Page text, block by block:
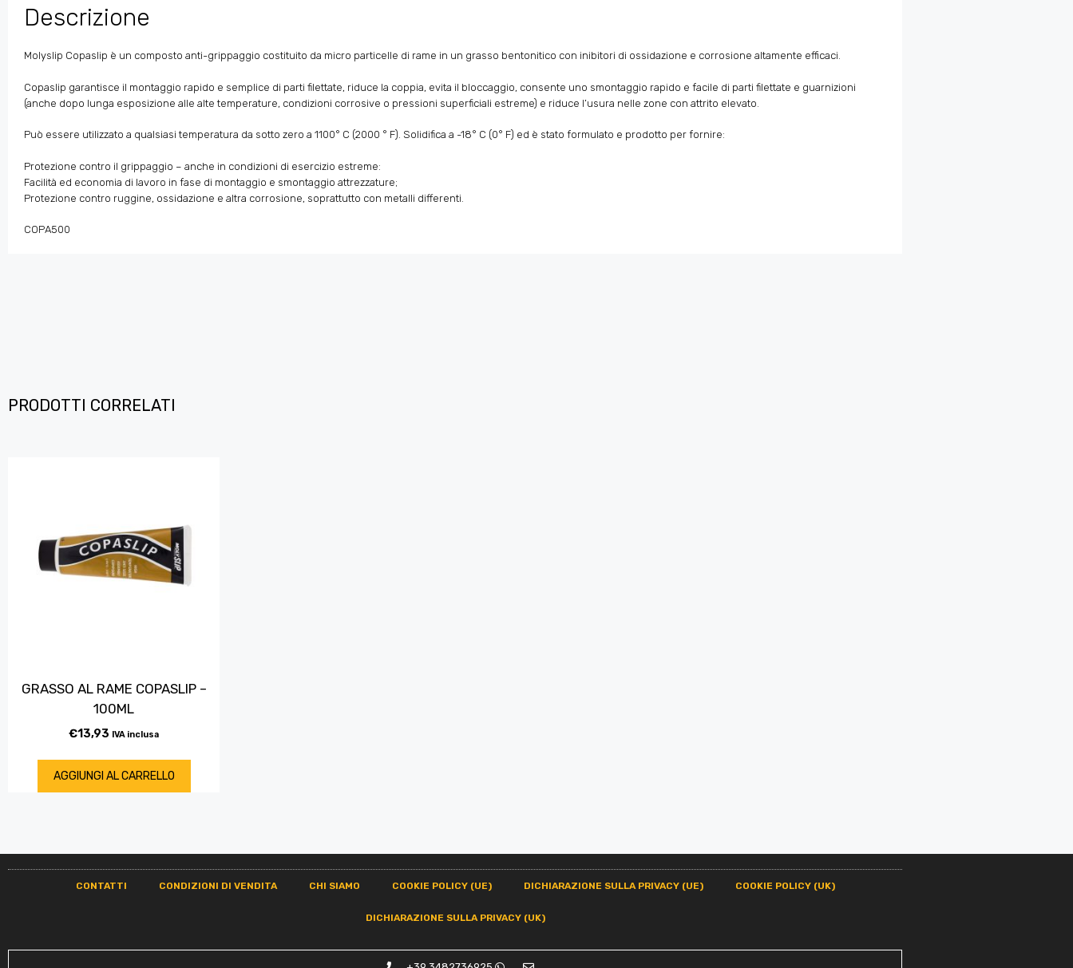
Descrizione
Molyslip Copaslip è un composto anti-grippaggio costituito da micro particelle di rame in un grasso bentonitico con inibitori di ossidazione e corrosione altamente efficaci.
Copaslip garantisce il montaggio rapido e semplice di parti filettate, riduce la coppia, evita il bloccaggio, consente uno smontaggio rapido e facile di parti filettate e guarnizioni
(anche dopo lunga esposizione alle alte temperature, condizioni corrosive o pressioni superficiali estreme) e riduce l’usura nelle zone con attrito elevato.
Può essere utilizzato a qualsiasi temperatura da sotto zero a 1100° C (2000 ° F). Solidifica a -18° C (0° F) ed è stato formulato e prodotto per fornire:
Protezione contro il grippaggio – anche in condizioni di esercizio estreme:
Facilità ed economia di lavoro in fase di montaggio e smontaggio attrezzature;
Protezione contro ruggine, ossidazione e altra corrosione, soprattutto con metalli differenti.
COPA500
PRODOTTI CORRELATI
GRASSO AL RAME COPASLIP –
100ML
€13,93 IVA inclusa
AGGIUNGI AL CARRELLO
CONTATTI CONDIZIONI DI VENDITA CHI SIAMO COOKIE POLICY (UE) DICHIARAZIONE SULLA PRIVACY (UE) COOKIE POLICY (UK)
DICHIARAZIONE SULLA PRIVACY (UK)